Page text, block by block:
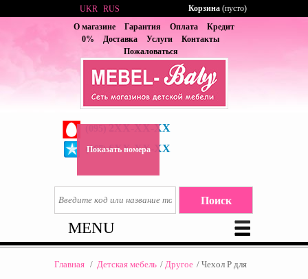
О магазине Гарантия Оплата
Кредит
0%
Доставка Услуги
Контакты
Пожаловаться
2XX-XX-XX
(067) 6XX-XX-XX
Показать номера
UKR RUS Корзина (пусто)
MENU
Главная / Детская мебель / Другое / Чехол P для